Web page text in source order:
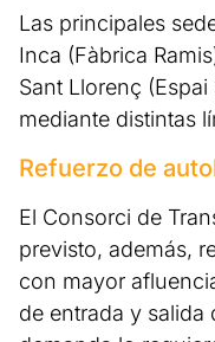
Las principales
Inca (Fàbrica
Sant Llorenç
mediante distintas
Refuerzo de
El Consorci de
previsto, además,
con mayor
de entrada y salida